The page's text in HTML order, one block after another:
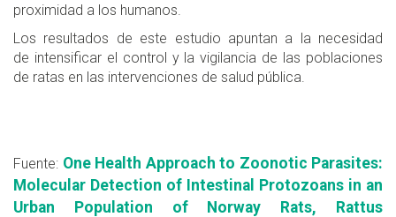
proximidad a los humanos.
Los resultados de este estudio apuntan a la necesidad
de intensificar el control y la vigilancia de las poblaciones
de ratas en las intervenciones de salud pública.
Fuente: One Health Approach to Zoonotic Parasites:
Molecular Detection of Intestinal Protozoans in an
Urban Population of Norway Rats, Rattus